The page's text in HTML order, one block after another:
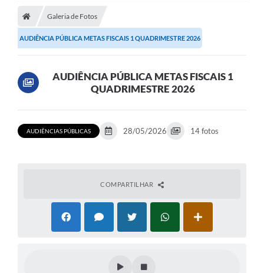
Galeria de Fotos
AUDIÊNCIA PÚBLICA METAS FISCAIS 1 QUADRIMESTRE 2026
AUDIÊNCIA PÚBLICA METAS FISCAIS 1
QUADRIMESTRE 2026
AUDIÊNCIAS PÚBLICAS 28/05/2026 14 fotos
COMPARTILHAR